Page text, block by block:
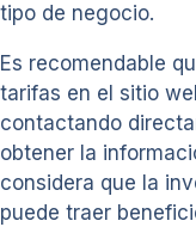
tipo de negocio.
Es recomendable
tarifas en el sitio
contactando
obtener la
considera que la
puede traer